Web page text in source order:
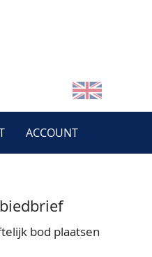
ACCOUNT
bod plaatsen